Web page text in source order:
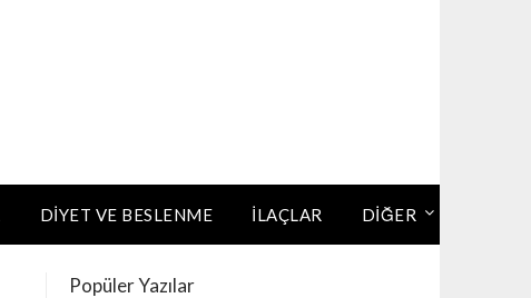
DIYET VE BESLENME İLAÇLAR DİĞER
Popüler Yazılar